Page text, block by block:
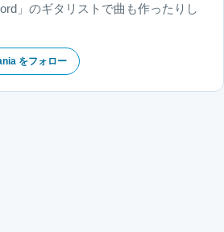
」のギタリストで曲も作ったりし
をフォロー